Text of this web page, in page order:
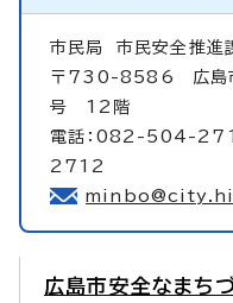
市民局 市民安全推進
〒730-8586 広島
号 12階
電話：082-504-
2712
広島市安全なまち